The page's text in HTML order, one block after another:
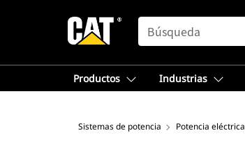
SEARCH
Productos Industrias
Sistemas de potencia Potencia eléctrica